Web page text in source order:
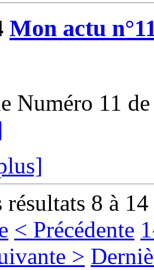
Mon actu
Numéro 11
8 à
< Précédente
>